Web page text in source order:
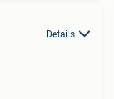
Details